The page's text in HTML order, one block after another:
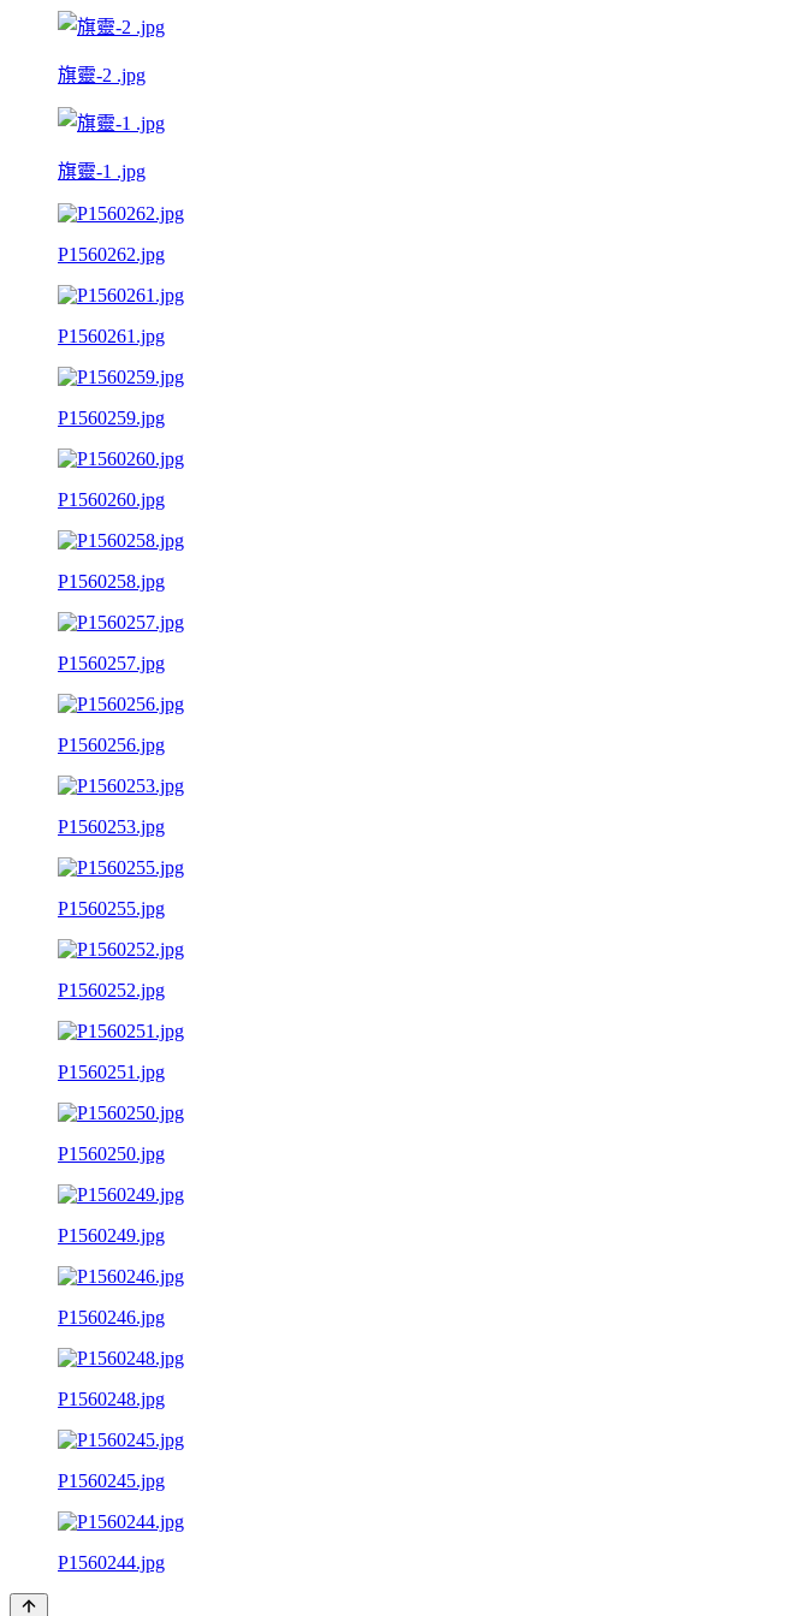
旗靈-2 .jpg
旗靈-1 .jpg
P1560262.jpg
P1560261.jpg
P1560259.jpg
P1560260.jpg
P1560258.jpg
P1560257.jpg
P1560256.jpg
P1560253.jpg
P1560255.jpg
P1560252.jpg
P1560251.jpg
P1560250.jpg
P1560249.jpg
P1560246.jpg
P1560248.jpg
P1560245.jpg
P1560244.jpg